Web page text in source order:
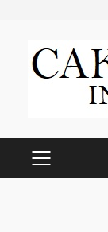
content
PRIMARY